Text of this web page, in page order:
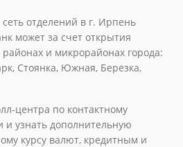
отделений в г. Ирпень
может за счет открытия
и микрорайонах города:
Стоянка, Южная, Березка,
центра по контактному
и узнать дополнительную
курсу валют, кредитным и